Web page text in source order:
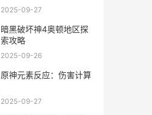
2025-09-27
暗黑破坏神4奥顿地区探
索攻略
2025-09-26
原神元素反应：伤害计算
2025-09-27